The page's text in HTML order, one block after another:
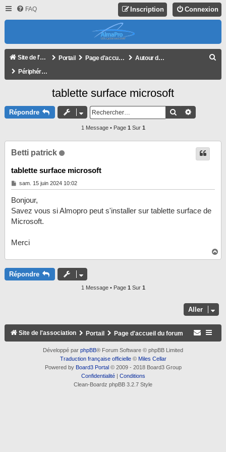
FAQ Connexion
Inscription
Site de l'association Portail Page d'accueil du forum
Autour d'AlmaPro
Périphériques et matériel
tablette surface microsoft
Répondre Rechercher
1 Message • Page 1 Sur 1
Betti patrick
tablette surface microsoft
M
e
s
a
g
e
sam. 15 juin 2024 10:02
Bonjour,
Savez vous si Almopro peut s'installer sur tablette surface de
Microsoft.
Merci
a
Répondre
1 Message • Page 1Sur 1
Aller
Site de l'association Portail Page d'accueil du forum
Développé par phpBB® Forum Software © phpBB Limited
Traduction française officielle© Miles Cellar
Powered by Board3 Portal © 2009 - 2018 Board3 Group
Confidentialité| Conditions
Clean-Boardz phpBB 3.2.7 Style